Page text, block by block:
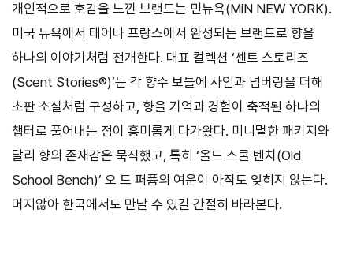
개인적으로 호감을 느낀 브랜드는 민뉴욕(MiN NEW YORK).
미국 뉴욕에서 태어나 프랑스에서 완성되는 브랜드로 향을
하나의 이야기처럼 전개한다. 대표 컬렉션 ‘센트 스토리즈
(Scent Stories®)’는 각 향수 보틀에 사인과 넘버링을 더해
초판 소설처럼 구성하고, 향을 기억과 경험이 축적된 하나의
챕터로 풀어내는 점이 흥미롭게 다가왔다. 미니멀한 패키지와
달리 향의 존재감은 묵직했고, 특히 ‘올드 스쿨 벤치(Old
School Bench)’ 오 드 퍼퓸의 여운이 아직도 잊히지 않는다.
머지않아 한국에서도 만날 수 있길 간절히 바라본다.